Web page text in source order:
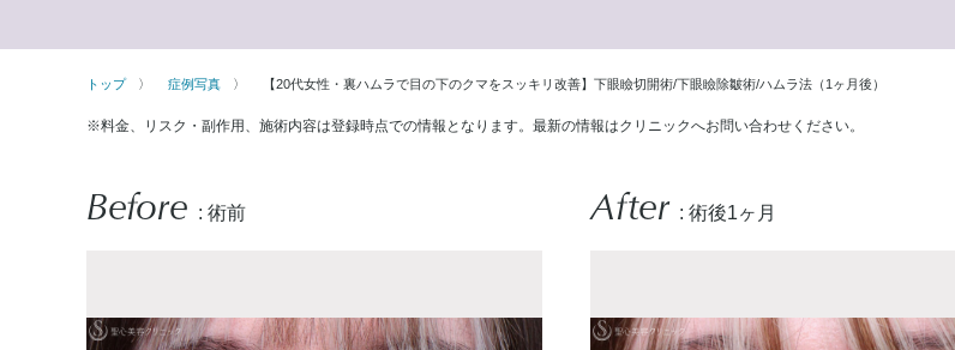
トップ 症例写真 【20代女性・裏ハムラで目の下のクマをスッキリ改善】下眼瞼切開術/下眼瞼除皺術/ハムラ法（1ヶ月後）
※料金、リスク・副作用、施術内容は登録時点での情報となります。最新の情報はクリニックへお問い合わせください。
Before : 術前 After : 術後1ヶ月